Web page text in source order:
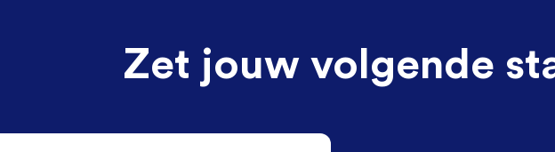
Zet jouw volgende